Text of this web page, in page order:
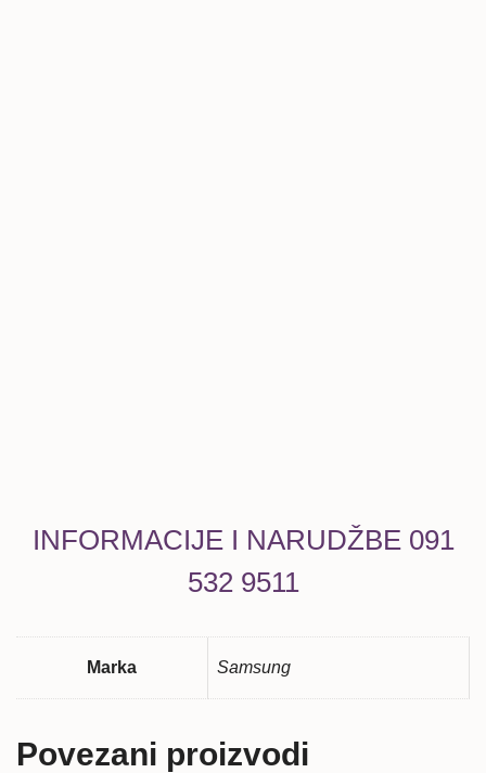
INFORMACIJE I NARUDŽBE 091
532 9511
Marka Samsung
Povezani proizvodi